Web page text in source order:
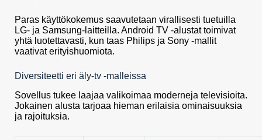
Paras käyttökokemus saavutetaan virallisesti tuetuilla
LG- ja Samsung-laitteilla. Android TV -alustat toimivat
yhtä luotettavasti, kun taas Philips ja Sony -mallit
vaativat erityishuomiota.
Diversiteetti eri äly-tv -malleissa
Sovellus tukee laajaa valikoimaa moderneja televisioita.
Jokainen alusta tarjoaa hieman erilaisia ominaisuuksia
ja rajoituksia.